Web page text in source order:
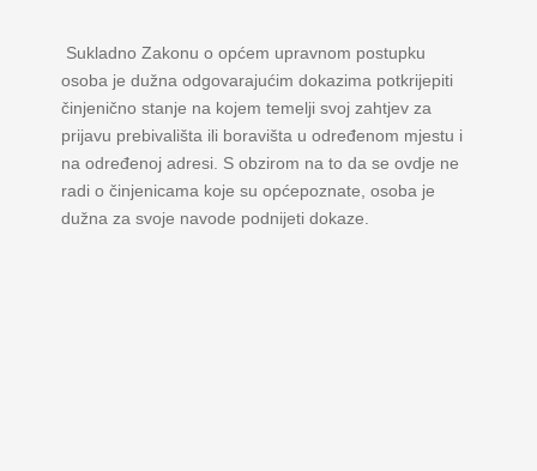
Sukladno Zakonu o općem upravnom postupku
osoba je dužna odgovarajućim dokazima potkrijepiti
činjenično stanje na kojem temelji svoj zahtjev za
prijavu prebivališta ili boravišta u određenom mjestu i
na određenoj adresi. S obzirom na to da se ovdje ne
radi o činjenicama koje su općepoznate, osoba je
dužna za svoje navode podnijeti dokaze.